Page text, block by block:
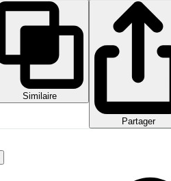
Similaire
Partager